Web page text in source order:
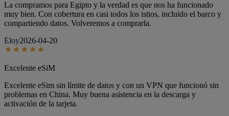
La compramos para Egipto y la verdad es que nos ha funcionado
muy bien. Con cobertura en casi todos los istios, incluido el barco y
compartiendo datos. Volveremos a comprarla.
Eloy2026-04-20
Excelente eSiM
Excelente eSim sin límite de datos y con un VPN que funcionó sin
problemas en China. Muy buena asistencia en la descarga y
activación de la tarjeta.